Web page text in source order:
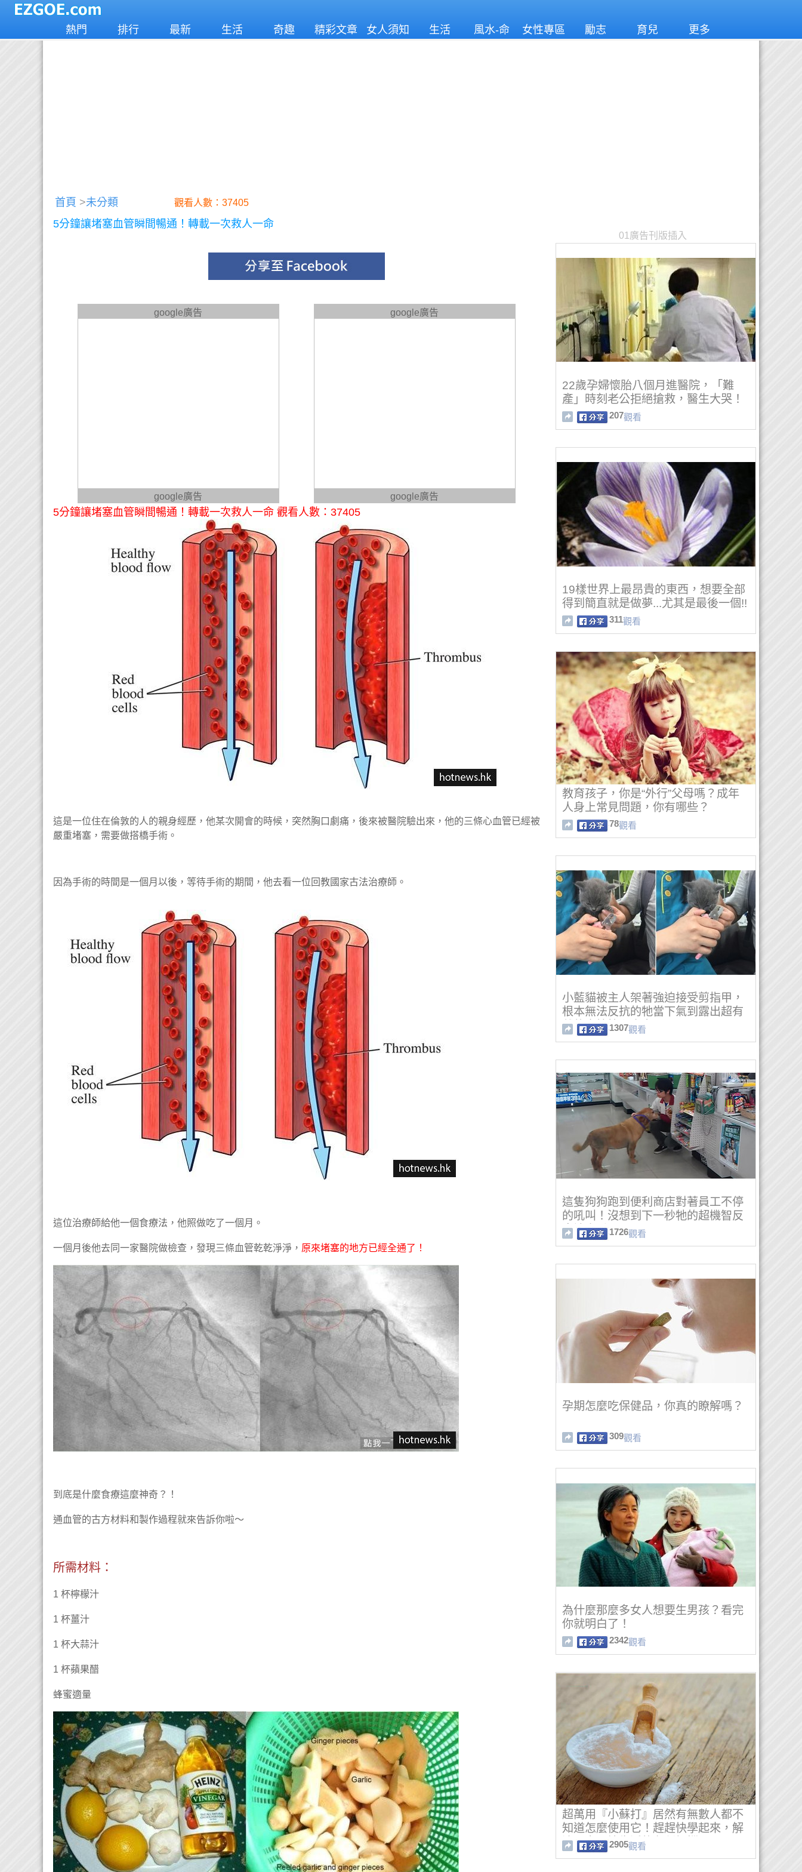
熱門 排行 最新 生活 奇趣 精彩文章 女人須知 生活
風水-命
女性專區 勵志 育兒 更多
首頁 >未分類 觀看人數：37405
5分鐘讓堵塞血管瞬間暢通！轉載一次救人一命
google廣告
google廣告
google廣告
google廣告
5分鐘讓堵塞血管瞬間暢通！轉載一次救人一命 觀看人數：37405
這是一位住在倫敦的人的親身經歷，他某次開會的時候，突然胸口劇痛，後來被醫院驗出來，他的三條心血管已經被
嚴重堵塞，需要做搭橋手術。
因為手術的時間是一個月以後，等待手術的期間，他去看一位回教國家古法治療師。
這位治療師給他一個 食療法 ，他照做吃了一個月。
一個月後他去同一家醫院做檢查，發現三條血管乾乾淨淨， 原來堵塞的地方已經全通了！
到底是什麼食療這麼神奇？！
通血管的古方材料和製作過程就來告訴你啦～
所需材料：
1 杯檸檬汁
1 杯薑汁
1 杯大蒜汁
1 杯蘋果醋
蜂蜜適量
01廣告刊版插入
22歲孕婦懷胎八個月進醫院，「難
產」時刻老公拒絕搶救，醫生大哭！
207觀看
19樣世界上最昂貴的東西，想要全部
得到簡直就是做夢...尤其是最後一個!!
311觀看
教育孩子，你是“外行”父母嗎？成年
人身上常見問題，你有哪些？
78觀看
小藍貓被主人架著強迫接受剪指甲，
根本無法反抗的牠當下氣到露出超有
戲的表情笑翻大家！
1307觀看
這隻狗狗跑到便利商店對著員工不停
的吼叫！沒想到下一秒牠的超機智反
應讓人看呆了……
1726觀看
孕期怎麼吃保健品，你真的瞭解嗎？
309觀看
為什麼那麼多女人想要生男孩？看完
你就明白了！
2342觀看
超萬用『小蘇打』居然有無數人都不
知道怎麼使用它！趕趕快學起來，解
決居家環境生活的各種煩惱！
2905觀看